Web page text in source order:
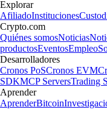
Explorar
AfiliadoInstituciones
Crypto.com
Quiénes somosNoticias
productosEventosEmpleo
Desarrolladores
Cronos PoSCronos EVM
SDKMCP ServersTrading
Aprender
AprenderBitcoin